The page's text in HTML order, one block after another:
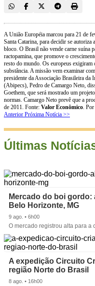
A União Européia marcou para 21 de
Santa Catarina, para decidir se autoriza
bloco. O Brasil não vende carne suína
ractopamina, que promove o
resto do mundo. Os europeus exigiram
substância. A missão vem examinar
presidente da Associação Brasileira da
(Abipecs), Pedro de Camargo Neto,
Goethem, que será mostrado um
normas. Camargo Neto prevê que a
de 2011. Fonte: Valor Econômico.
Anterior Próxima Notícia >>
Últimas
Mercado do boi gordo:
Belo Horizonte, MG
9 ago. • 6h00
O mercado registrou alta para a
A expedição Circuito
região Norte do Brasil
8 ago. • 16h00